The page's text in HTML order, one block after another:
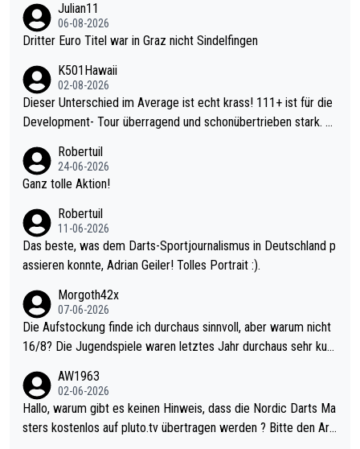
Julian11
06-08-2026
Dritter Euro Titel war in Graz nicht Sindelfingen
K501Hawaii
02-08-2026
Dieser Unterschied im Average ist echt krass! 111+ ist für die
Development- Tour überragend und schonübertrieben stark. U
mal 40+ erst recht. Da gewinnst keinen Blumentopf - ist ja noc
h krasser wie ein Pokalspiel eines Kreisligisten vs einem Bund
Robertuil
24-06-2026
Ganz tolle Aktion!
Robertuil
11-06-2026
Das beste, was dem Darts-Sportjournalismus in Deutschland p
assieren konnte, Adrian Geiler! Tolles Portrait :).
Morgoth42x
07-06-2026
Die Aufstockung finde ich durchaus sinnvoll, aber warum nicht
16/8? Die Jugendspiele waren letztes Jahr durchaus sehr kurz
Allerdings ist Mitchell Lawrie als Nummer 1 der Welt eh qualifi
ziert. Somit ändert die automatische Qualifikation des Weltmei
sters erstmal nichts. Ich denke sie wollen damit für nächstes J
AW1963
02-06-2026
Hallo, warum gibt es keinen Hinweis, dass die Nordic Darts Ma
sters kostenlos auf pluto.tv übertragen werden ? Bitte den Arti